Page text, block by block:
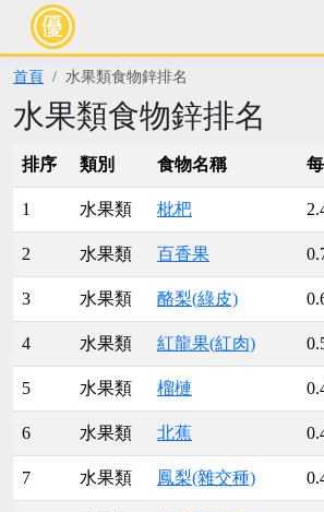
首頁 水果類食物鋅排名
水果類食物鋅排名
排序 類別 食物名稱
1 水果類 枇杷
2 水果類 百香果
3 水果類 酪梨(綠皮)
4 水果類 紅龍果(紅肉)
5 水果類 榴槤
6 水果類 北蕉
7 水果類 鳳梨(雜交種)